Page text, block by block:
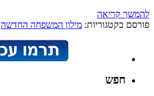
להמשך קריאה
פורסם בקטגוריות: מילון המשפחה החדשה
חפש